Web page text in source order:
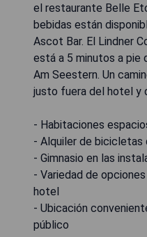
el restaurante Belle
bebidas están
Ascot Bar. El Lindner
está a 5 minutos a pie
Am Seestern. Un
justo fuera del hotel y
- Habitaciones
- Alquiler de bicicletas
- Gimnasio en las
- Variedad de
hotel
- Ubicación
público